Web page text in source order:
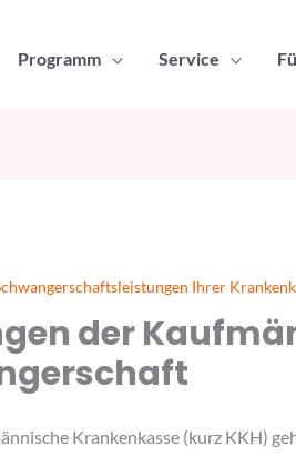
Programm Service
Ihrer
der
Krankenkasse (kurz KKH)